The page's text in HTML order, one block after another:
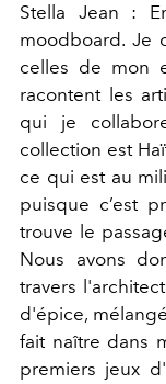
Stella Jean :
moodboard. Je
celles de mon
racontent les
qui je
collection est
ce qui est au
puisque c’est
trouve le
Nous avons
travers
d'épice,
fait naître dans
premiers jeux